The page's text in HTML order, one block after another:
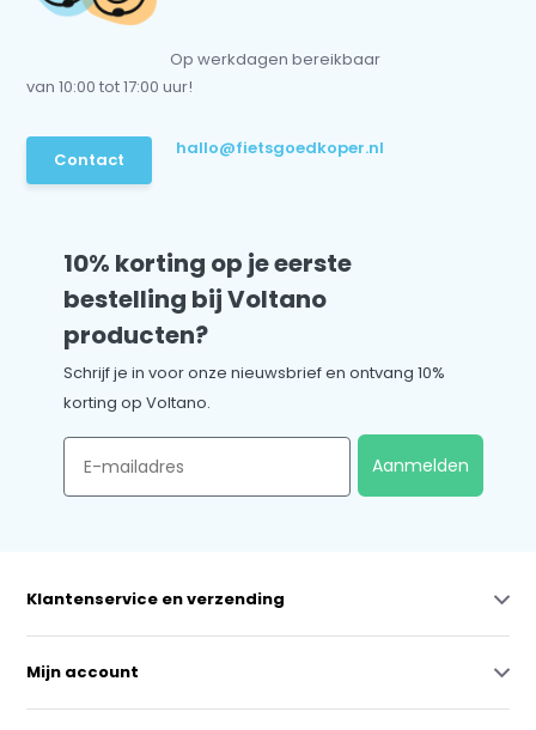
Op werkdagen bereikbaar
van 10:00 tot 17:00 uur!
Contact
hallo@fietsgoedkoper.nl
10% korting op je eerste
bestelling bij Voltano
producten?
Schrijf je in voor onze nieuwsbrief en ontvang 10%
korting op Voltano.
Email
Aanmelden
Klantenservice en verzending
Mijn account